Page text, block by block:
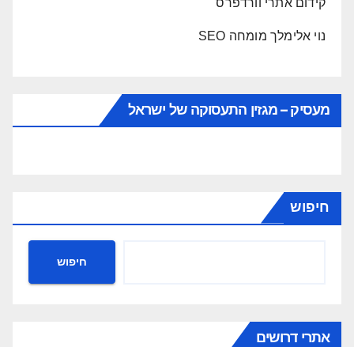
נוי אלימלך מומחה SEO
מעסיק – מגזין התעסוקה של ישראל
חיפוש
חיפוש
אתרי דרושים